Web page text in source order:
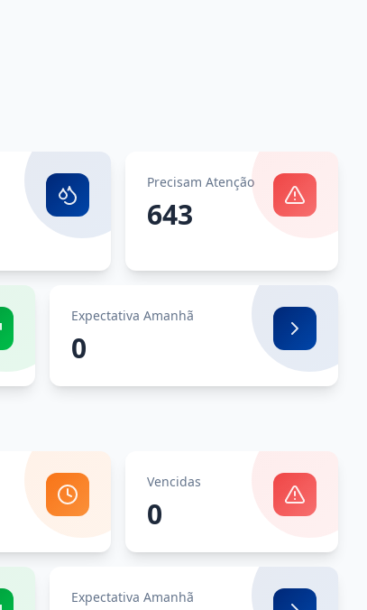
Precisam Atenção
643
Expectativa Amanhã
0
Vencidas
0
Expectativa Amanhã